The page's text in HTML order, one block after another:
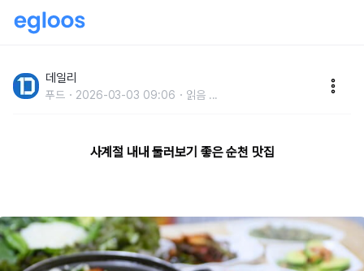
데일리
푸드 2026-03-03 09:06 읽음 ...
사계절 내내 둘러보기 좋은 순천 맛집